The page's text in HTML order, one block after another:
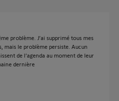
problème. J’ai supprimé tous mes
mais le problème persiste. Aucun
de l’agenda au moment de leur
dernière